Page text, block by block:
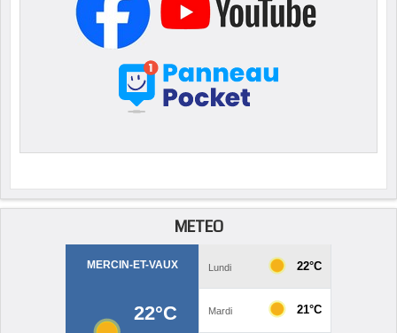
METEO